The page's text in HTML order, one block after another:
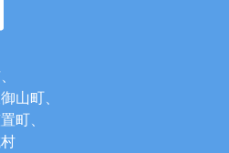
山町、
町、